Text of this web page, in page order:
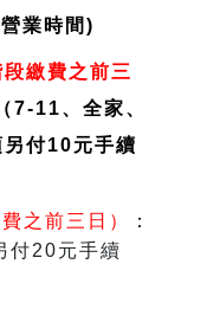
業時間)
段繳費之前三
7-11、全家、
付10元手續
之前三日）
：
付20元手續